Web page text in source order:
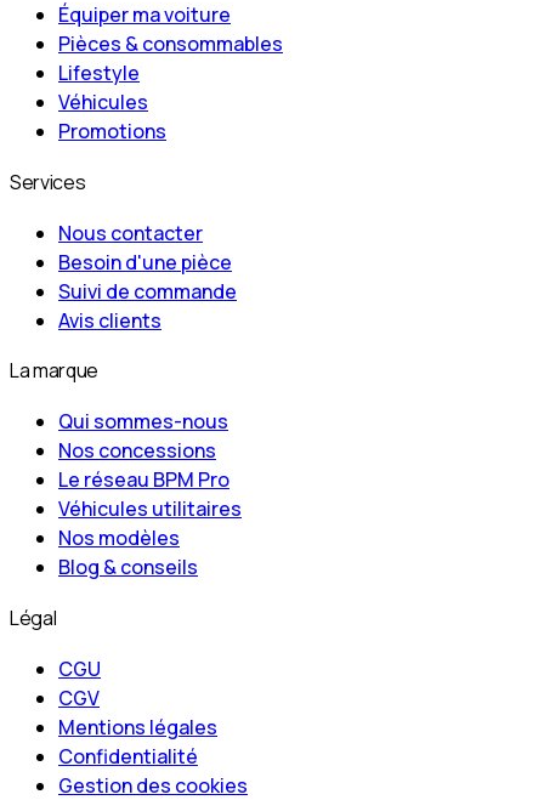
Équiper ma voiture
Pièces & consommables
Lifestyle
Véhicules
Promotions
Services
Nous contacter
Besoin d'une pièce
Suivi de commande
Avis clients
La marque
Qui sommes-nous
Nos concessions
Le réseau BPM Pro
Véhicules utilitaires
Nos modèles
Blog & conseils
Légal
CGU
CGV
Mentions légales
Confidentialité
Gestion des cookies